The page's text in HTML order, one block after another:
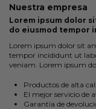
Nuestra empresa
Lorem ipsum dolor
do eiusmod tempor
Lorem ipsum dolor sit
tempor incididunt ut
veniam. Lorem ipsum
Productos de alta
El mejor servicio de
Garantía de